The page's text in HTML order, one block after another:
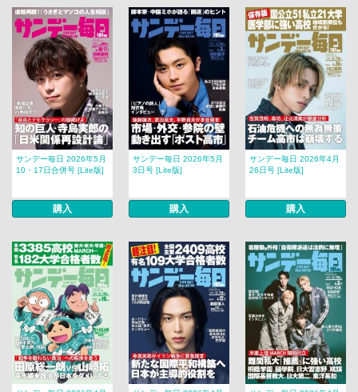
サンデー毎日 2026年5月
10・17日合併号 [Lite版]
購入
サンデー毎日 2026年5月
3日号 [Lite版]
購入
サンデー毎日 2026年4月
26日号 [Lite版]
購入